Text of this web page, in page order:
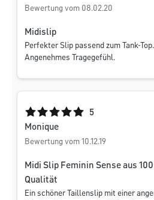
Bewertung vom 08.02.20
Midislip
Perfekter Slip passend zum Tank-
Angenehmes Tragegefühl.
Durchschnittliche Bewertung
5
Monique
Bewertung vom 10.12.19
Midi Slip Feminin Sense aus
Qualität
Ein schöner Taillenslip mit einer